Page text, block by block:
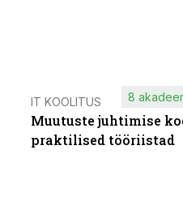
IT KOOLITUS
Muutuste juhtimise
praktilised tööriistad
8